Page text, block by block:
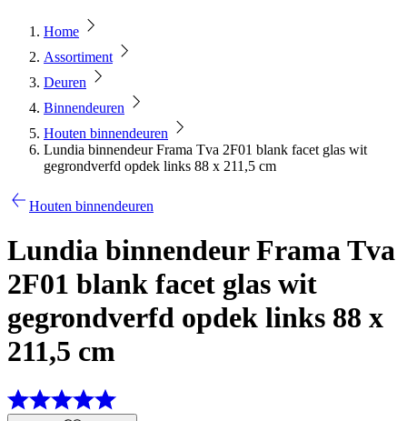
Home
Assortiment
Deuren
Binnendeuren
Houten binnendeuren
Lundia binnendeur Frama Tva 2F01 blank facet glas wit
gegrondverfd opdek links 88 x 211,5 cm
Houten binnendeuren
Lundia binnendeur Frama Tva
2F01 blank facet glas wit
gegrondverfd opdek links 88 x
211,5 cm